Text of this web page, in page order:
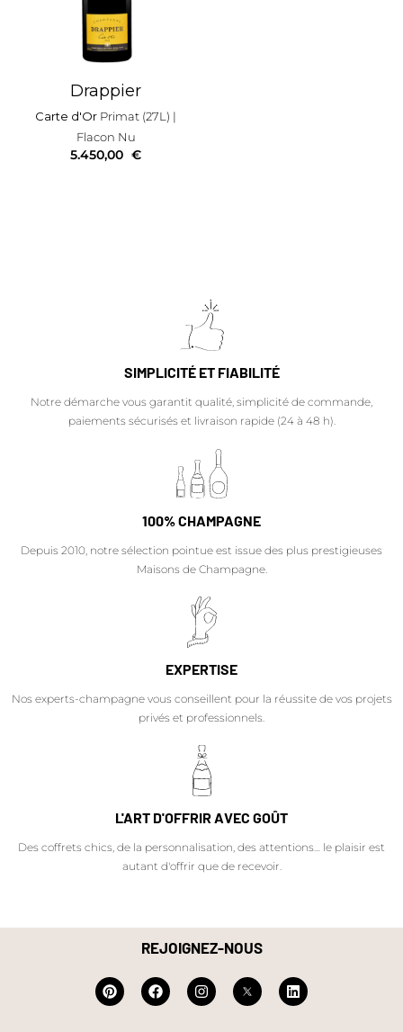
Drappier
Carte d'Or Primat (27L) |
Flacon Nu
5.450,00 €
SIMPLICITÉ ET FIABILITÉ
Notre démarche vous garantit qualité, simplicité de commande,
paiements sécurisés et livraison rapide (24 à 48 h).
100% CHAMPAGNE
Depuis 2010, notre sélection pointue est issue des plus prestigieuses
Maisons de Champagne.
EXPERTISE
Nos experts-champagne vous conseillent pour la réussite de vos projets
privés et professionnels.
L'ART D'OFFRIR AVEC GOÛT
Des coffrets chics, de la personnalisation, des attentions… le plaisir est
autant d'offrir que de recevoir.
REJOIGNEZ-NOUS